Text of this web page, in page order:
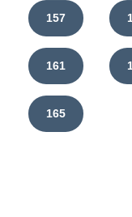
157
161
165